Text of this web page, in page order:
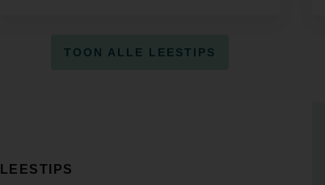
TOON ALLE LEESTIPS
LEESTIPS